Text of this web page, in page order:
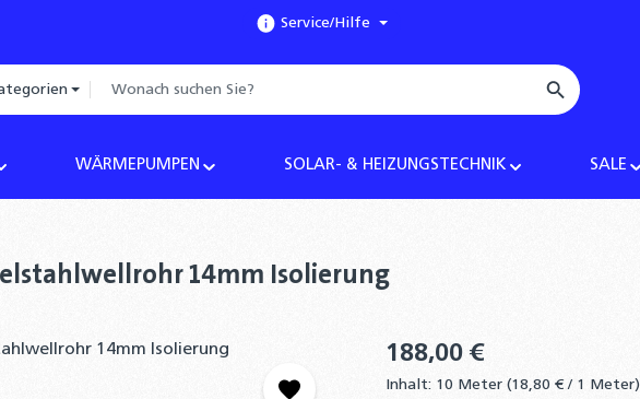
Service/Hilfe
WÄRMEPUMPEN SOLAR- & HEIZUNGSTECHNIK SALE
14mm Isolierung
188,00 €
Inhalt: 10 Meter(18,80 € / 1 Meter)